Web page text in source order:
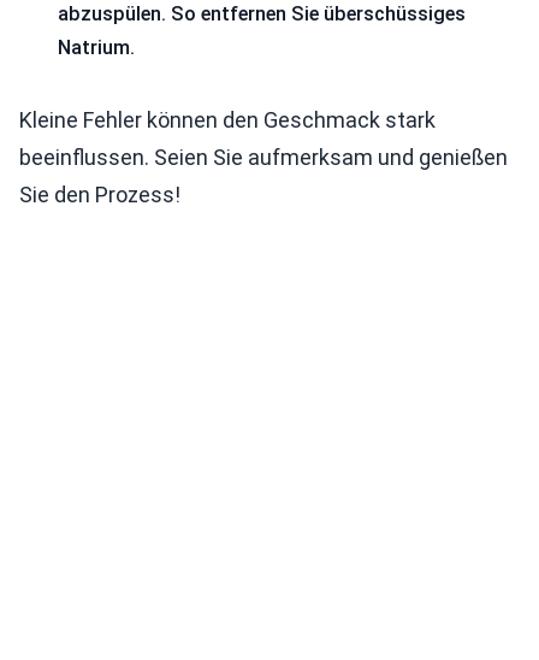
abzuspülen. So entfernen Sie überschüssiges
Natrium.
Kleine Fehler können den Geschmack stark
beeinflussen. Seien Sie aufmerksam und genießen
Sie den Prozess!